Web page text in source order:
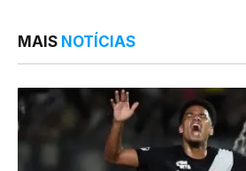
MAIS NOTÍCIAS